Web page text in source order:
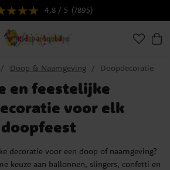
4.8 / 5 (7895)
Doop & Naamgeving Doopdecoratie
en feestelijke
voor elk
doopfeest
decoratie voor een doop of naamgeving?
keuze aan ballonnen, slingers, confetti en